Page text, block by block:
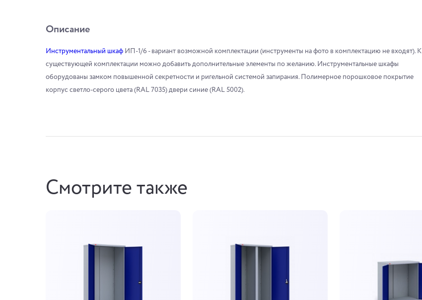
Описание
Инструментальный шкаф ИП-1/6 - вариант возможной комплектации (инструменты на фото в комплектацию не входят). К
существующей комплектации можно добавить дополнительные элементы по желанию. Инструментальные шкафы
оборудованы замком повышенной секретности и ригельной системой запирания. Полимерное порошковое покрытие
корпус светло-серого цвета (RAL 7035) двери синие (RAL 5002).
Смотрите также